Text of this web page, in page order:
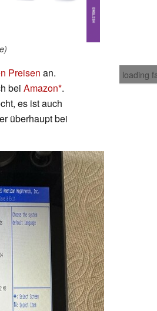
loading
Preisen an.
bei Amazon .
es ist auch
überhaupt bei